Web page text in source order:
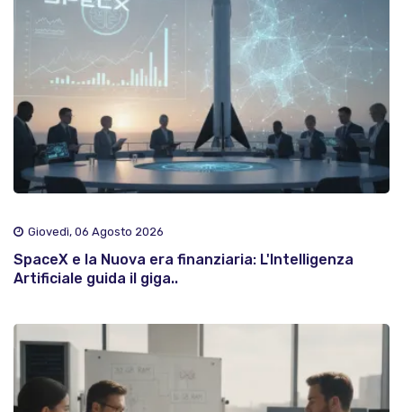
Giovedì, 06 Agosto 2026
SpaceX e la Nuova era finanziaria: L'Intelligenza
Artificiale guida il giga..